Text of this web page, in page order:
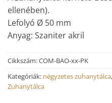
ellenében).
Lefolyó Ø 50 mm
Anyag: Szaniter akril
Cikkszám:COM-BAO-xx-PK
Kategóriák: négyzetes zuhanytálca,
Zuhanytálca